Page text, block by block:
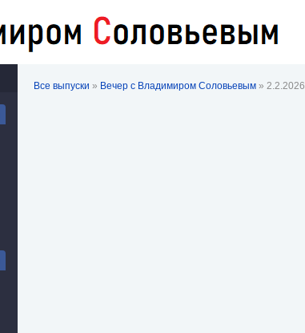
Все выпуски » Вечер с Владимиром Соловьевым » 2.2.2026